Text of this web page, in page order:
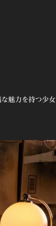
魅力を持つ少女